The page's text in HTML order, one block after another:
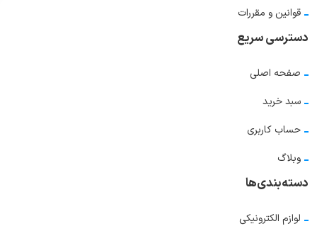
قوانین و مقررات
دسترسی سریع
صفحه اصلی
سبد خرید
حساب کاربری
وبلاگ
دسته‌بندی‌ها
لوازم الکترونیکی